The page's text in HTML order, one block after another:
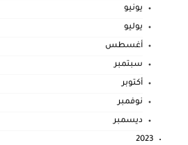
يونيو
يوليو
أغسطس
سبتمبر
أكتوبر
نوفمبر
ديسمبر
2023